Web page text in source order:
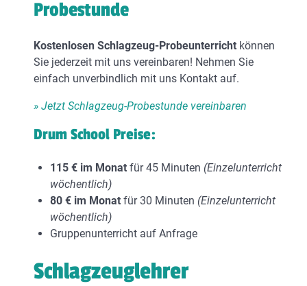
Probestunde
Kostenlosen Schlagzeug-Probeunterricht können
Sie jederzeit mit uns vereinbaren! Nehmen Sie
einfach unverbindlich mit uns Kontakt auf.
» Jetzt Schlagzeug-Probestunde vereinbaren
Drum School Preise:
115 € im Monat für 45 Minuten (Einzelunterricht
wöchentlich)
80 € im Monat für 30 Minuten (Einzelunterricht
wöchentlich)
Gruppenunterricht auf Anfrage
Schlagzeuglehrer